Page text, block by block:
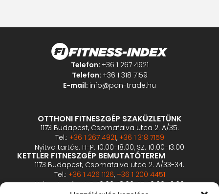
Telefon: +36 1 267 4921
Telefon: +36 1 318 7159
E-mail: info@pan-trade.hu
OTTHONI FITNESZGÉP SZAKÜZLETÜNK
1173 Budapest, Csomafalva utca 2. A/35.
Tel.: +36 1 267 4921, +36 1 318 7159
Nyitva tartás: H-P: 10:00-18:00, SZ: 10:00-13:00
KETTLER FITNESZGÉP BEMUTATÓTEREM
1173 Budapest, Csomafalva utca 2. A/33-34.
Tel.: +36 1 426 1126, +36 1 200 4451
Nyitva tartás: H-P: 10:00-18:00, SZ: 10:00-13:00